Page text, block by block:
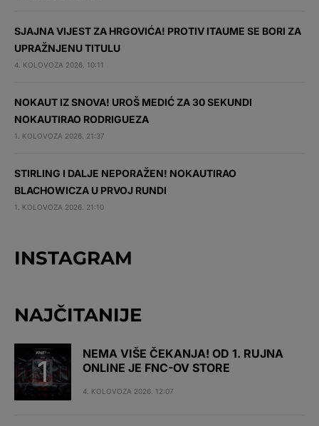
SJAJNA VIJEST ZA HRGOVIĆA! PROTIV ITAUME SE BORI ZA
UPRAŽNJENU TITULU
4. KOLOVOZA 2026. 10:11
NOKAUT IZ SNOVA! UROŠ MEDIĆ ZA 30 SEKUNDI
NOKAUTIRAO RODRIGUEZA
1. KOLOVOZA 2026. 21:37
STIRLING I DALJE NEPORAŽEN! NOKAUTIRAO
BLACHOWICZA U PRVOJ RUNDI
1. KOLOVOZA 2026. 21:10
INSTAGRAM
NAJČITANIJE
NEMA VIŠE ČEKANJA! OD 1. RUJNA
ONLINE JE FNC-OV STORE
4. KOLOVOZA 2026. 12:07